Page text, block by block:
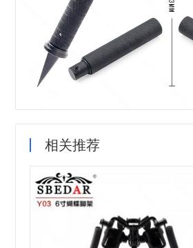
相关推荐